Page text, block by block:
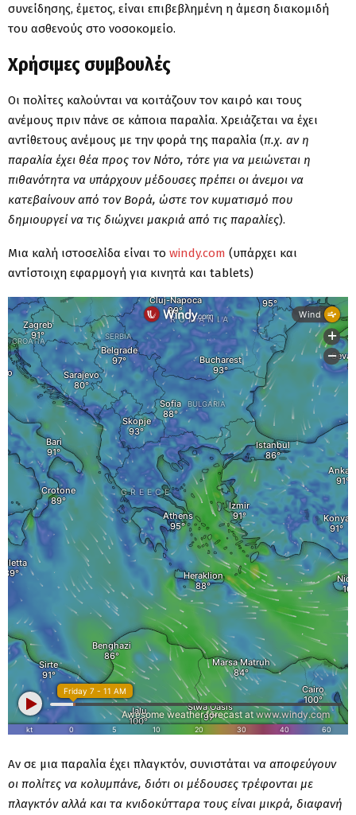
συνείδησης, έμετος, είναι επιβεβλημένη η άμεση διακομιδή
του ασθενούς στο νοσοκομείο.
Χρήσιμες συμβουλές
Οι πολίτες καλούνται να κοιτάζουν τον καιρό και τους
ανέμους πριν πάνε σε κάποια παραλία. Χρειάζεται να έχει
αντίθετους ανέμους με την φορά της παραλία (π.χ. αν η
παραλία έχει θέα προς τον Νότο, τότε για να μειώνεται η
πιθανότητα να υπάρχουν μέδουσες πρέπει οι άνεμοι να
κατεβαίνουν από τον Βορά, ώστε τον κυματισμό που
δημιουργεί να τις διώχνει μακριά από τις παραλίες).
Μια καλή ιστοσελίδα είναι το windy.com (υπάρχει και
αντίστοιχη εφαρμογή για κινητά και tablets)
Αν σε μια παραλία έχει πλαγκτόν, συνιστάται να αποφεύγουν
οι πολίτες να κολυμπάνε, διότι οι μέδουσες τρέφονται με
πλαγκτόν αλλά και τα κνιδοκύτταρα τους είναι μικρά, διαφανή